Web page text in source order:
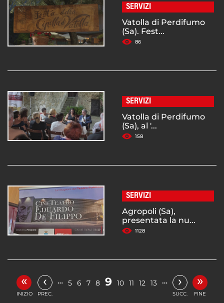
SERVIZI
Vatolla di Perdifumo
(Sa). Fest...
86
SERVIZI
Vatolla di Perdifumo
(Sa), al '...
158
SERVIZI
Agropoli (Sa),
presentata la nu...
1128
«
INIZIO
‹
PREC.
… 5 6 7 8 9 10 11 12 13 … ›
SUCC.
»
FINE